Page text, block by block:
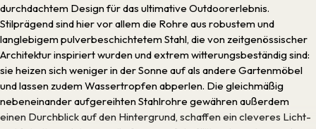
durchdachtem Design für das ultimative Outdoorerlebnis.
Stilprägend sind hier vor allem die Rohre aus robustem und
langlebigem pulverbeschichtetem Stahl, die von zeitgenössischer
Architektur inspiriert wurden und extrem witterungsbeständig sind:
sie heizen sich weniger in der Sonne auf als andere Gartenmöbel
und lassen zudem Wassertropfen abperlen. Die gleichmäßig
nebeneinander aufgereihten Stahlrohre gewähren außerdem
einen Durchblick auf den Hintergrund, schaffen ein cleveres Licht-